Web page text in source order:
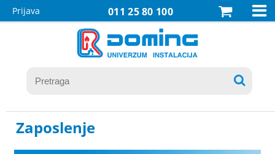
011 25 80 100
Prijava 

Zaposlenje